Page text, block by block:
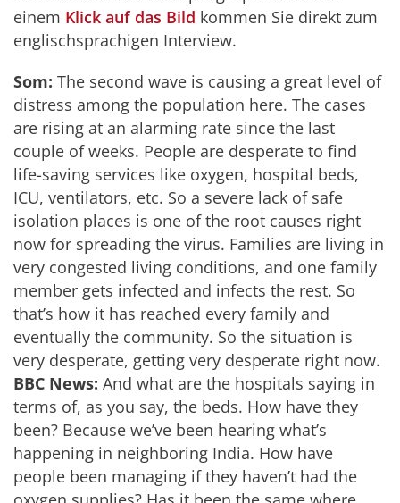
einem Klick auf das Bild kommen Sie direkt zum
englischsprachigen Interview.
Som: The second wave is causing a great level of
distress among the population here. The cases
are rising at an alarming rate since the last
couple of weeks. People are desperate to find
life-saving services like oxygen, hospital beds,
ICU, ventilators, etc. So a severe lack of safe
isolation places is one of the root causes right
now for spreading the virus. Families are living in
very congested living conditions, and one family
member gets infected and infects the rest. So
that’s how it has reached every family and
eventually the community. So the situation is
very desperate, getting very desperate right now.
BBC News: And what are the hospitals saying in
terms of, as you say, the beds. How have they
been? Because we’ve been hearing what’s
happening in neighboring India. How have
people been managing if they haven’t had the